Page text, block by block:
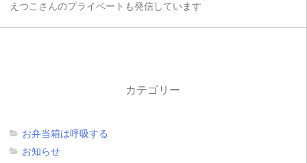
えつこさんのプライベートも発信しています
カテゴリー
お弁当箱は呼吸する
お知らせ